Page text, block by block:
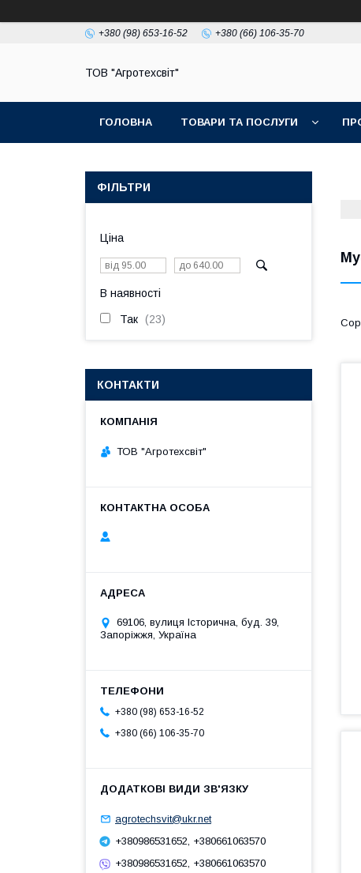
+380 (98) 653-16-52 +380 (66) 106-35-70
ТОВ "Агротехсвіт"
ГОЛОВНА ТОВАРИ ТА ПОСЛУГИ
ФІЛЬТРИ
Ціна
В наявності
Так 23
КОНТАКТИ
ТОВ "Агротехсвіт"
69106, вулиця Історична, буд. 39,
Запоріжжя, Україна
+380 (98) 653-16-52
+380 (66) 106-35-70
agrotechsvit@ukr.net
+380986531652, +380661063570
+380986531652, +380661063570